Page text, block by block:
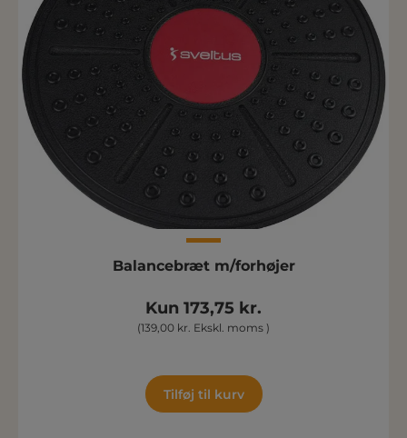
Balancebræt m/forhøjer
Kun 173,75 kr.
(139,00 kr. Ekskl. moms )
Tilføj til kurv